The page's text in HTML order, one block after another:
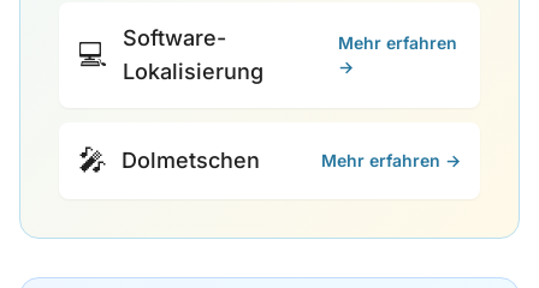
💻
Software-
Lokalisierung
Mehr erfahren
→
🎤 Dolmetschen Mehr erfahren →